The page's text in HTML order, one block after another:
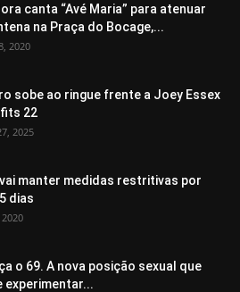
canta “Avé Maria” para atenuar
na Praça do Bocage,...
2020
sobe ao ringue frente a Joey Essex
22
2025
manter medidas restritivas por
dias
o 69. A nova posição sexual que
experimentar...